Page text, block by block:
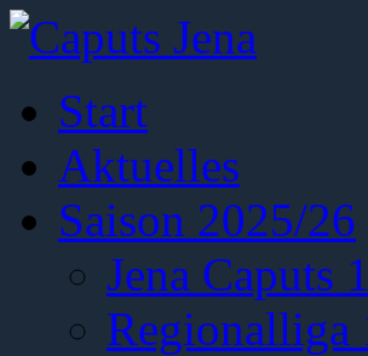
Start
Aktuelles
Saison 2025/26
Jena Caputs
Regionalliga